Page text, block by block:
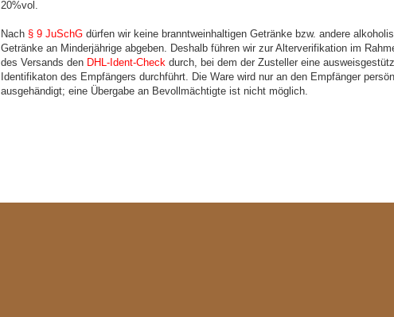
20%vol.
Nach § 9 JuSchG dürfen wir keine branntweinhaltigen Getränke bzw. andere
Getränke an Minderjährige abgeben. Deshalb führen wir zur Alterverifikation im
des Versands den DHL-Ident-Check durch, bei dem der Zusteller eine
Identifikaton des Empfängers durchführt. Die Ware wird nur an den Empfänger
ausgehändigt; eine Übergabe an Bevollmächtigte ist nicht möglich.